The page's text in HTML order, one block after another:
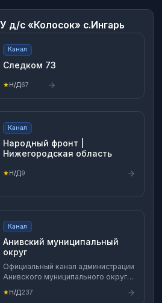
д/с «Колосок» с.Ингарь
Канал
Следком 73
★Н/Д67
Канал
Народный фронт |
Нижегородская область
★Н/Д9
Канал
Анивский муниципальный
округ
Официальный канал администрации
Анивского муниципального округа
https://max.ru/id6510003232_gos О
главном в Анивском районе!
★Н/Д237